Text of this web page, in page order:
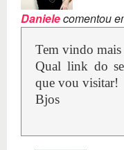
Danielecomentou
Tem vindo mais
Qual link do
que vou visitar!
Bjos